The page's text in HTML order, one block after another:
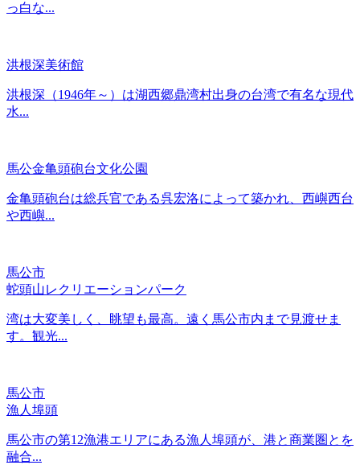
っ白な...
洪根深美術館
洪根深（1946年～）は湖西郷鼎湾村出身の台湾で有名な現代
水...
馬公金亀頭砲台文化公園
金亀頭砲台は総兵官である呉宏洛によって築かれ、西嶼西台
や西嶼...
馬公市
蛇頭山レクリエーションパーク
湾は大変美しく、眺望も最高。遠く馬公市内まで見渡せま
す。観光...
馬公市
漁人埠頭
馬公市の第12漁港エリアにある漁人埠頭が、港と商業圏とを
融合...